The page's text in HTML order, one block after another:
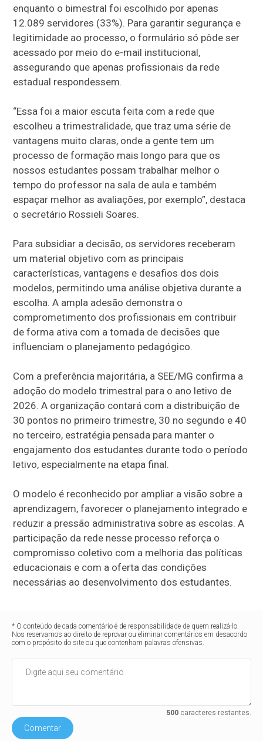
enquanto o bimestral foi escolhido por apenas
12.089 servidores (33%). Para garantir segurança e
legitimidade ao processo, o formulário só pôde ser
acessado por meio do e-mail institucional,
assegurando que apenas profissionais da rede
estadual respondessem.
“Essa foi a maior escuta feita com a rede que
escolheu a trimestralidade, que traz uma série de
vantagens muito claras, onde a gente tem um
processo de formação mais longo para que os
nossos estudantes possam trabalhar melhor o
tempo do professor na sala de aula e também
espaçar melhor as avaliações, por exemplo”, destaca
o secretário Rossieli Soares.
Para subsidiar a decisão, os servidores receberam
um material objetivo com as principais
características, vantagens e desafios dos dois
modelos, permitindo uma análise objetiva durante a
escolha. A ampla adesão demonstra o
comprometimento dos profissionais em contribuir
de forma ativa com a tomada de decisões que
influenciam o planejamento pedagógico.
Com a preferência majoritária, a SEE/MG confirma a
adoção do modelo trimestral para o ano letivo de
2026. A organização contará com a distribuição de
30 pontos no primeiro trimestre, 30 no segundo e 40
no terceiro, estratégia pensada para manter o
engajamento dos estudantes durante todo o período
letivo, especialmente na etapa final.
O modelo é reconhecido por ampliar a visão sobre a
aprendizagem, favorecer o planejamento integrado e
reduzir a pressão administrativa sobre as escolas. A
participação da rede nesse processo reforça o
compromisso coletivo com a melhoria das políticas
educacionais e com a oferta das condições
necessárias ao desenvolvimento dos estudantes.
* O conteúdo de cada comentário é de responsabilidade de quem realizá-lo.
Nos reservamos ao direito de reprovar ou eliminar comentários em desacordo
com o propósito do site ou que contenham palavras ofensivas.
500caracteres restantes.
Comentar